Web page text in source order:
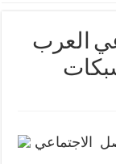
العرب
الاجتماعي